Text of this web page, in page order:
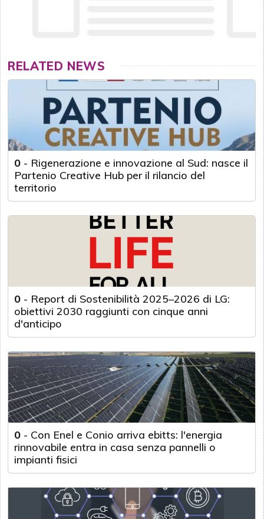
RELATED NEWS
0 - Rigenerazione e innovazione al Sud: nasce il
Partenio Creative Hub per il rilancio del
territorio
0 - Report di Sostenibilità 2025–2026 di LG:
obiettivi 2030 raggiunti con cinque anni
d'anticipo
0 - Con Enel e Conio arriva ebitts: l'energia
rinnovabile entra in casa senza pannelli o
impianti fisici